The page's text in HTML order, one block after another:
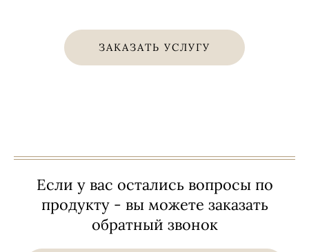
ЗАКАЗАТЬ УСЛУГУ
Если у вас остались вопросы по
продукту - вы можете заказать
обратный звонок